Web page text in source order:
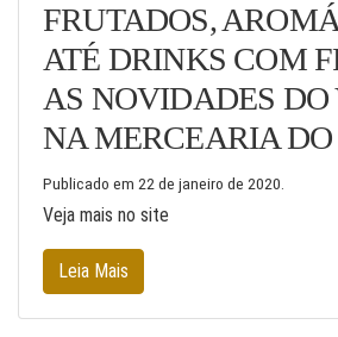
FRUTADOS,
ATÉ DRINKS COM
AS NOVIDADES DO
NA MERCEARIA
Publicado em 22 de janeiro de 2020
Veja mais no site
Leia Mais